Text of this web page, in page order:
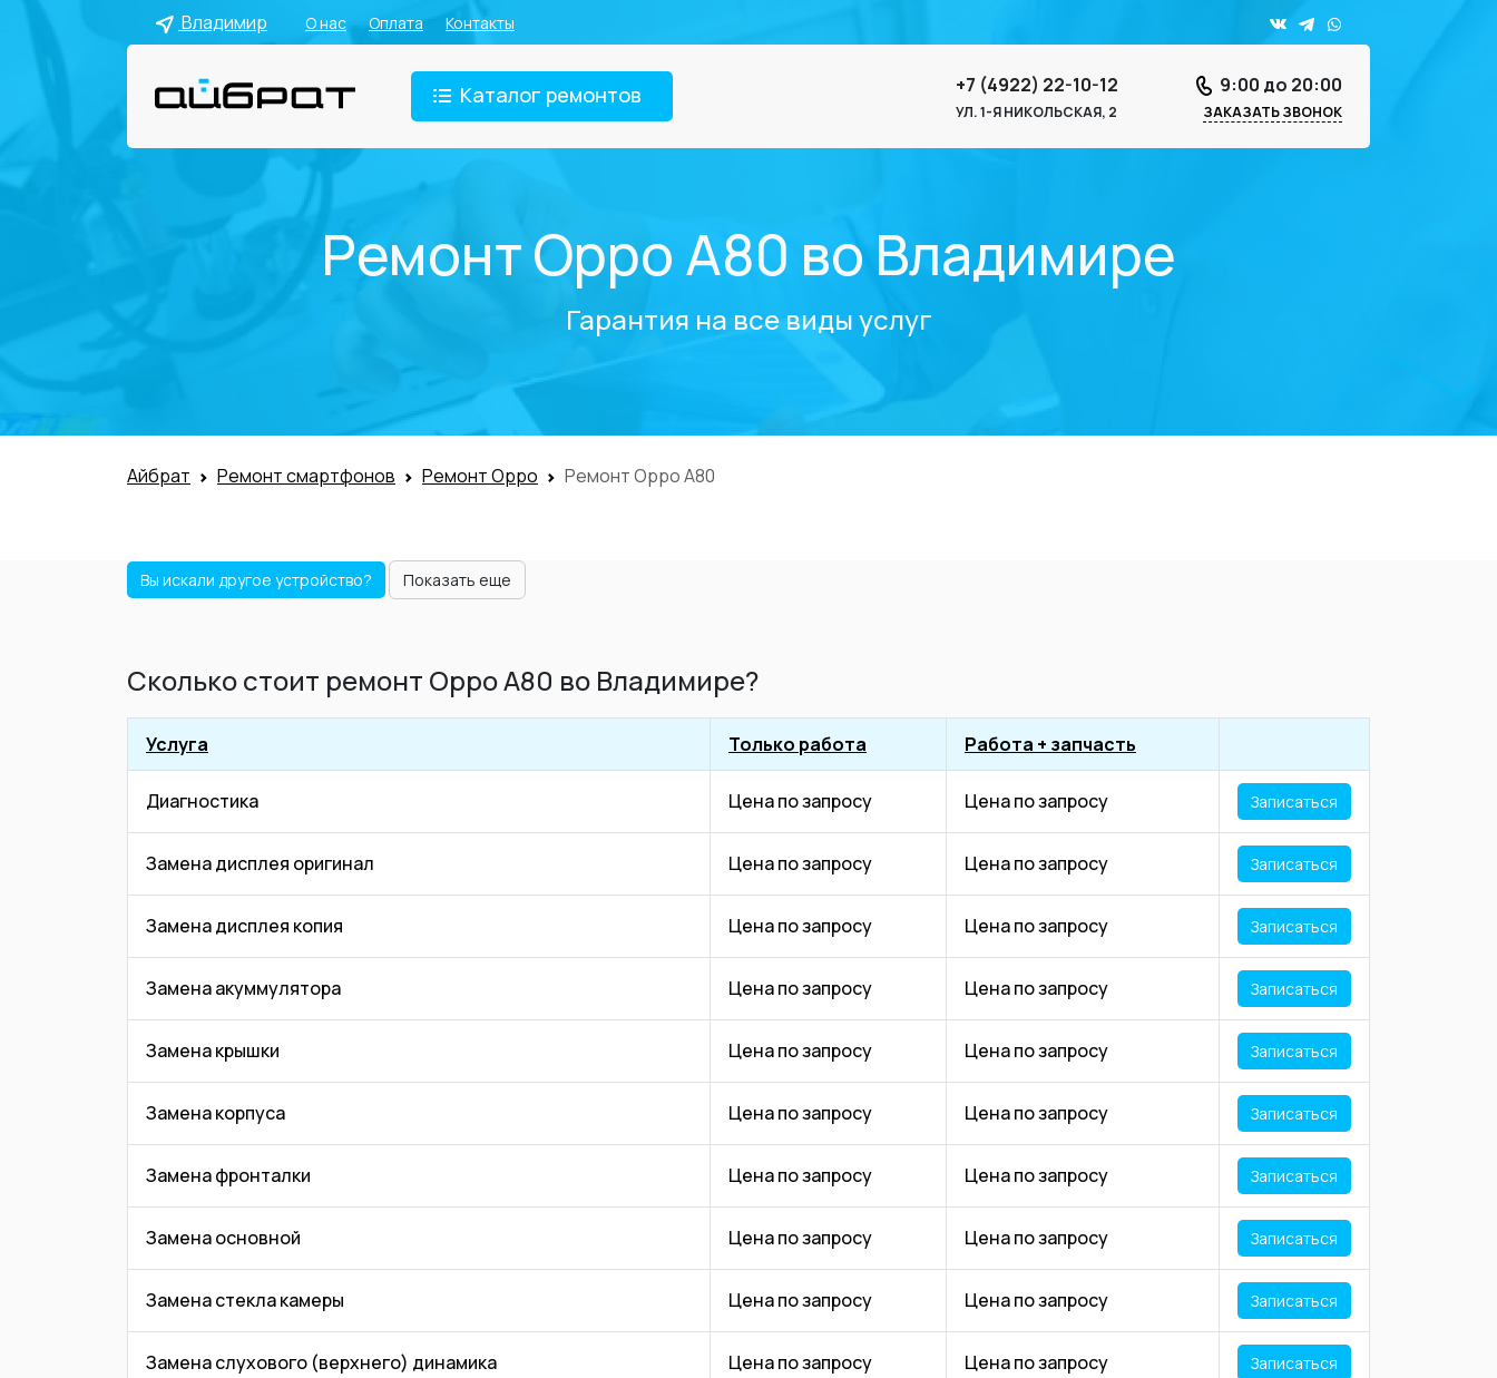
Владимир О нас Оплата Контакты
Каталог ремонтов +7 (4922) 22-10-12
УЛ. 1-Я НИКОЛЬСКАЯ, 2
9:00 до 20:00
ЗАКАЗАТЬ ЗВОНОК
Ремонт Oppo A80 во Владимире
Гарантия на все виды услуг
Айбрат Ремонт смартфонов Ремонт Oppo Ремонт Oppo A80
Вы искали другое устройство? Показать еще
Сколько стоит ремонт Oppo A80 во Владимире?
Услуга Только работа Работа + запчасть
Диагностика Цена по запросу Цена по запросу Записаться
Замена дисплея оригинал Цена по запросу Цена по запросу Записаться
Замена дисплея копия Цена по запросу Цена по запросу Записаться
Замена акуммулятора Цена по запросу Цена по запросу Записаться
Замена крышки Цена по запросу Цена по запросу Записаться
Замена корпуса Цена по запросу Цена по запросу Записаться
Замена фронталки Цена по запросу Цена по запросу Записаться
Замена основной Цена по запросу Цена по запросу Записаться
Замена стекла камеры Цена по запросу Цена по запросу Записаться
Замена слухового (верхнего) динамика Цена по запросу Цена по запросу Записаться